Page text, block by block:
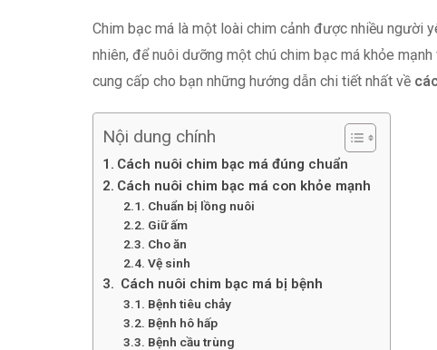
Chim bạc má là một loài chim cảnh được nhiều người
nhiên, để nuôi dưỡng một chú chim bạc má khỏe
cung cấp cho bạn những hướng dẫn chi tiết nhất về
Nội dung chính
Cách nuôi chim bạc má đúng chuẩn
Cách nuôi chim bạc má con khỏe mạnh
Chuẩn bị lồng nuôi
Giữ ấm
Cho ăn
Vệ sinh
Cách nuôi chim bạc má bị bệnh
Bệnh tiêu chảy
Bệnh hô hấp
Bệnh cầu trùng